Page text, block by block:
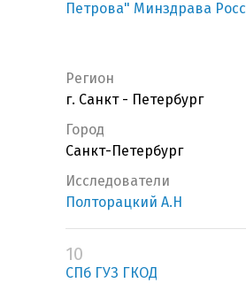
Петрова" Минздрава
Регион
г. Санкт - Петербург
Город
Санкт-Петербург
Исследователи
Полторацкий А.Н
10
СПб ГУЗ ГКОД